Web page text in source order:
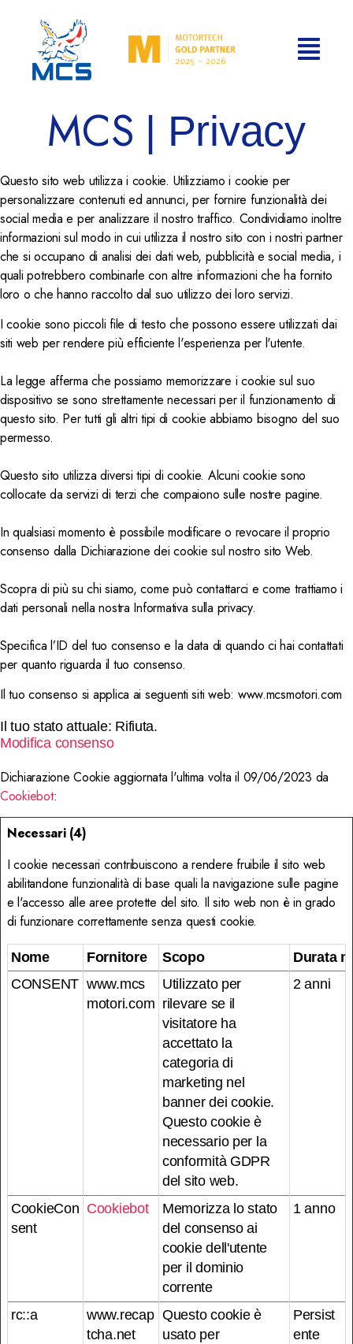
MCS | Privacy
Questo sito web utilizza i cookie. Utilizziamo i cookie per
personalizzare contenuti ed annunci, per fornire funzionalità dei
social media e per analizzare il nostro traffico. Condividiamo inoltre
informazioni sul modo in cui utilizza il nostro sito con i nostri partner
che si occupano di analisi dei dati web, pubblicità e social media, i
quali potrebbero combinarle con altre informazioni che ha fornito
loro o che hanno raccolto dal suo utilizzo dei loro servizi.
I cookie sono piccoli file di testo che possono essere utilizzati dai
siti web per rendere più efficiente l'esperienza per l'utente.
La legge afferma che possiamo memorizzare i cookie sul suo
dispositivo se sono strettamente necessari per il funzionamento di
questo sito. Per tutti gli altri tipi di cookie abbiamo bisogno del suo
permesso.
Questo sito utilizza diversi tipi di cookie. Alcuni cookie sono
collocate da servizi di terzi che compaiono sulle nostre pagine.
In qualsiasi momento è possibile modificare o revocare il proprio
consenso dalla Dichiarazione dei cookie sul nostro sito Web.
Scopra di più su chi siamo, come può contattarci e come trattiamo i
dati personali nella nostra Informativa sulla privacy.
Specifica l’ID del tuo consenso e la data di quando ci hai contattati
per quanto riguarda il tuo consenso.
Il tuo consenso si applica ai seguenti siti web: www.mcsmotori.com
Il tuo stato attuale: Rifiuta.
Modifica consenso
Dichiarazione Cookie aggiornata l'ultima volta il 09/06/2023 da
Cookiebot:
Necessari (4)
I cookie necessari contribuiscono a rendere fruibile il sito web
abilitandone funzionalità di base quali la navigazione sulle pagine
e l'accesso alle aree protette del sito. Il sito web non è in grado
di funzionare correttamente senza questi cookie.
Nome Fornitore Scopo
Durata
CONSENT www.mcs
motori.com
Utilizzato per
rilevare se il
visitatore ha
accettato la
categoria di
marketing nel
banner dei cookie.
Questo cookie è
necessario per la
conformità GDPR
del sito web.
2 anni
CookieCon
sent
Cookiebot
Memorizza lo stato
del consenso ai
cookie dell'utente
per il dominio
corrente
1 anno
rc::a
www.recap
tcha.net
Questo cookie è
usato per
Persist
ente